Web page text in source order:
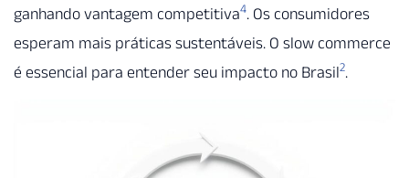
ganhando vantagem competitiva4. Os consumidores
esperam mais práticas sustentáveis. O slow commerce
é essencial para entender seu impacto no Brasil2.